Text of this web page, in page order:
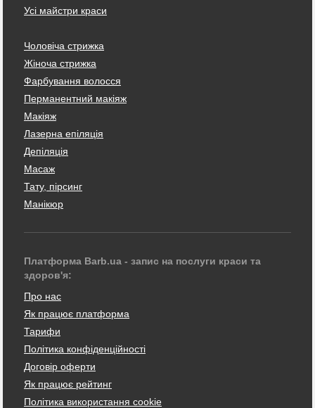
Усі майстри краси
Чоловіча стрижка
Жіноча стрижка
Фарбування волосся
Перманентний макіяж
Макіяж
Лазерна епіляція
Депіляція
Масаж
Тату, пірсинг
Манікюр
Платформа Barb.ua - запис на послуги краси та
здоров'я:
Про нас
Як працює платформа
Тарифи
Політика конфіденційності
Договір оферти
Як працює рейтинг
Політика використання cookie